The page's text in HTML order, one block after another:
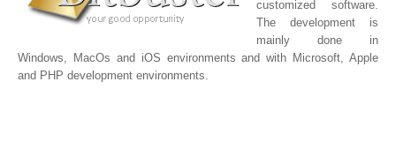
customized software.
The development is
mainly done in
Windows, MacOs and iOS environments and with Microsoft, Apple
and PHP development environments.